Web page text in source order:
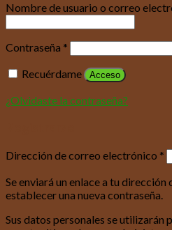
Nombre de usuario o correo
Contraseña *
Recuérdame
Acceso
¿Olvidaste la contraseña?
Dirección de correo electrónico *
Se enviará un enlace a tu
establecer una nueva contraseña.
Sus datos personales se utilizarán